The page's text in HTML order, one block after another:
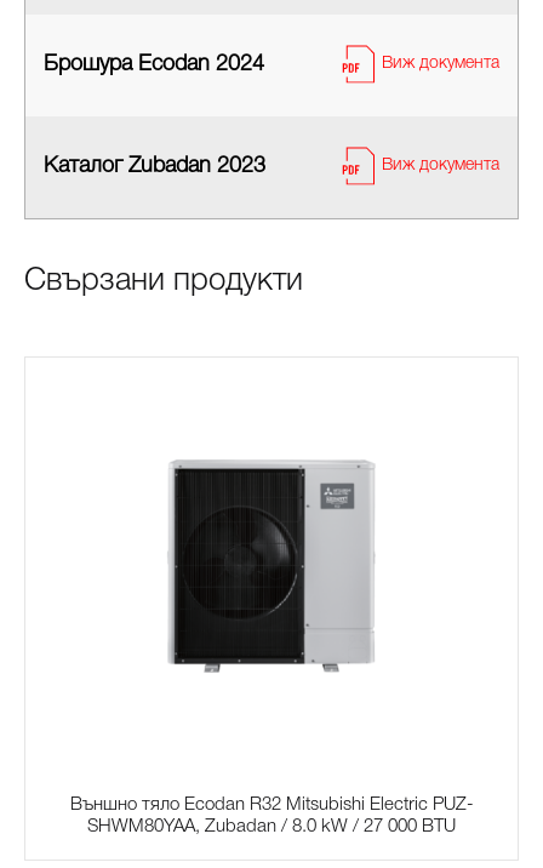
Брошура Ecodan 2024 Виж документа
Каталог Zubadan 2023 Виж документа
Свързани продукти
Външно тяло Ecodan R32 Mitsubishi Electric PUZ-
SHWM80YAA, Zubadan / 8.0 kW / 27 000 BTU